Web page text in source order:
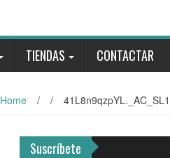
TIENDAS CONTACTAR
Home / /
Suscríbete